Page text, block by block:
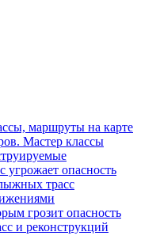
маршруты на карте
Мастер классы
угрожает опасность
трасс
грозит опасность
и реконструкций